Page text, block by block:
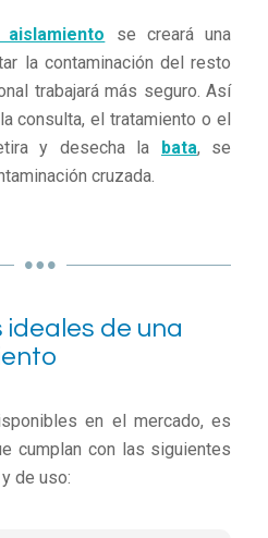
se creará una
la contaminación del resto
trabajará más seguro. Así
consulta, el tratamiento o el
y desecha la bata, se
cruzada.
de una
en el mercado, es
cumplan con las siguientes
de uso: